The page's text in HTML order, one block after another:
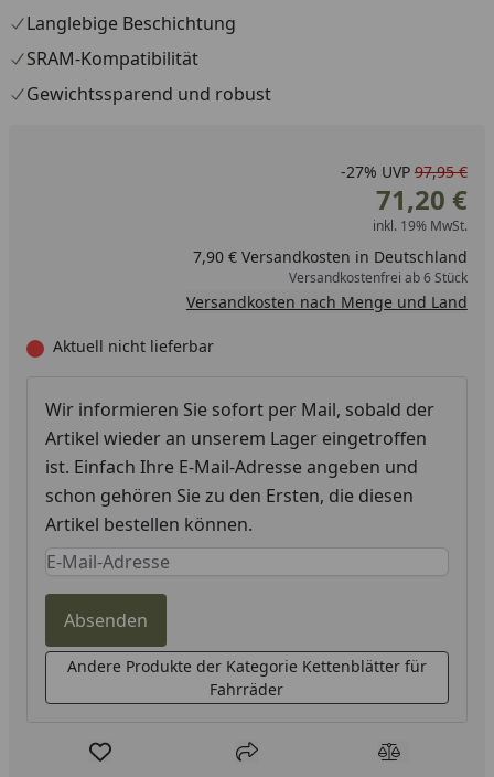
Langlebige Beschichtung
SRAM-Kompatibilität
Gewichtssparend und robust
-27% UVP 97,95 €
71,20 €
inkl. 19% MwSt.
7,90 € Versandkosten in Deutschland
Versandkostenfrei ab 6 Stück
Versandkosten nach Menge und Land
Aktuell nicht lieferbar
Wir informieren Sie sofort per Mail, sobald der
Artikel wieder an unserem Lager eingetroffen
ist. Einfach Ihre E-Mail-Adresse angeben und
schon gehören Sie zu den Ersten, die diesen
Artikel bestellen können.
Keine Eingabe erforderlich
Eingabe erforderlich
Absenden
Andere Produkte der Kategorie Kettenblätter für
Fahrräder
Produkt zur Wunschliste hinzufügen
Teilen Produkt